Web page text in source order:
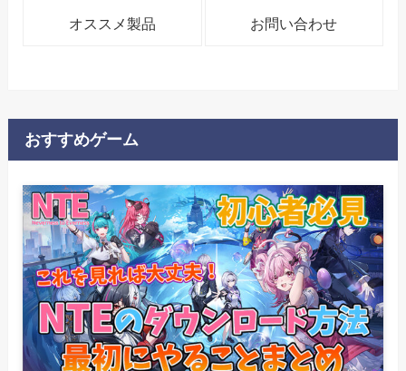
オススメ製品 お問い合わせ
おすすめゲーム